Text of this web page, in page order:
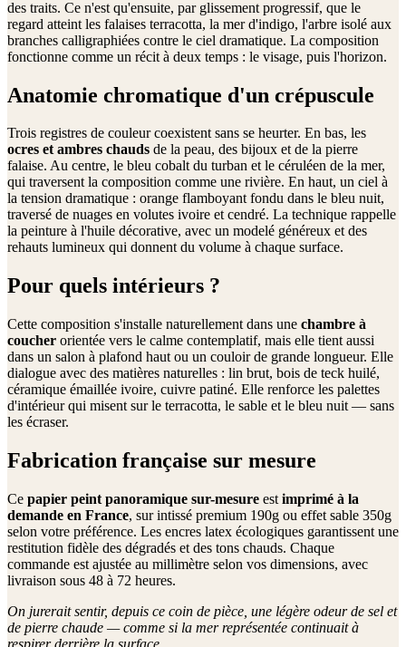
des traits. Ce n'est qu'ensuite, par glissement progressif, que le
regard atteint les falaises terracotta, la mer d'indigo, l'arbre isolé aux
branches calligraphiées contre le ciel dramatique. La composition
fonctionne comme un récit à deux temps : le visage, puis l'horizon.
Anatomie chromatique d'un crépuscule
Trois registres de couleur coexistent sans se heurter. En bas, les
ocres et ambres chauds de la peau, des bijoux et de la pierre
falaise. Au centre, le bleu cobalt du turban et le céruléen de la mer,
qui traversent la composition comme une rivière. En haut, un ciel à
la tension dramatique : orange flamboyant fondu dans le bleu nuit,
traversé de nuages en volutes ivoire et cendré. La technique rappelle
la peinture à l'huile décorative, avec un modelé généreux et des
rehauts lumineux qui donnent du volume à chaque surface.
Pour quels intérieurs ?
Cette composition s'installe naturellement dans une chambre à
coucher orientée vers le calme contemplatif, mais elle tient aussi
dans un salon à plafond haut ou un couloir de grande longueur. Elle
dialogue avec des matières naturelles : lin brut, bois de teck huilé,
céramique émaillée ivoire, cuivre patiné. Elle renforce les palettes
d'intérieur qui misent sur le terracotta, le sable et le bleu nuit — sans
les écraser.
Fabrication française sur mesure
Ce papier peint panoramique sur-mesure est imprimé à la
demande en France, sur intissé premium 190g ou effet sable 350g
selon votre préférence. Les encres latex écologiques garantissent une
restitution fidèle des dégradés et des tons chauds. Chaque
commande est ajustée au millimètre selon vos dimensions, avec
livraison sous 48 à 72 heures.
On jurerait sentir, depuis ce coin de pièce, une légère odeur de sel et
de pierre chaude — comme si la mer représentée continuait à
respirer derrière la surface.